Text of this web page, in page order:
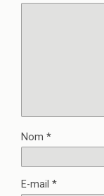
Nom *
E-mail *